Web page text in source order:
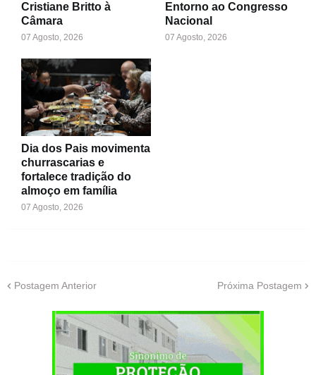
Cristiane Britto à
Câmara
07 Agosto, 2026
Entorno ao Congresso
Nacional
07 Agosto, 2026
Dia dos Pais movimenta
churrascarias e
fortalece tradição do
almoço em família
07 Agosto, 2026
Postagem Anterior Próxima Postagem